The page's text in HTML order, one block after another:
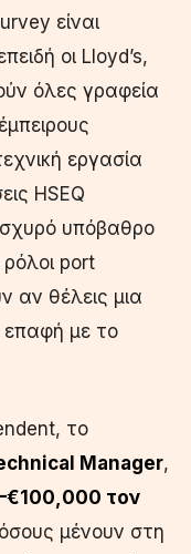
είναι
οι Lloyd’s,
όλες γραφεία
εργασία
HSEQ
υπόβαθρο
port
αν θέλεις μια
επαφή με το
το
Manager,
τον
μένουν στη